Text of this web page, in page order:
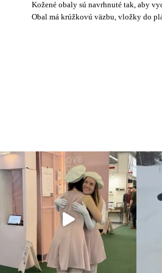
Kožené obaly sú navrhnuté tak, aby
Obal má krúžkovú väzbu, vložky do